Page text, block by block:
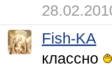
Fish-KA
классно